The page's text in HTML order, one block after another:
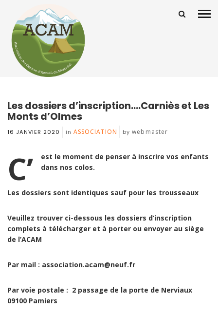
Les dossiers d’inscription….Carniès et Les
Monts d’Olmes
16 JANVIER 2020 in ASSOCIATION bywebmaster
C’
est le moment de penser à inscrire vos enfants
dans nos colos.
Les dossiers sont identiques sauf pour les trousseaux
Veuillez trouver ci-dessous les dossiers d’inscription
complets à télécharger et à porter ou envoyer au siège
de l’ACAM
Par mail : association.acam@neuf.fr
Par voie postale : 2 passage de la porte de Nerviaux
09100 Pamiers